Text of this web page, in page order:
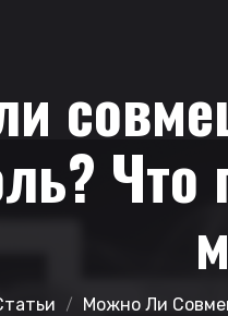
Что
Можно Ли